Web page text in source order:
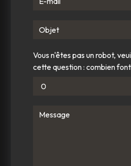
Vous n'êtes pas un robot,
cette question : combien font